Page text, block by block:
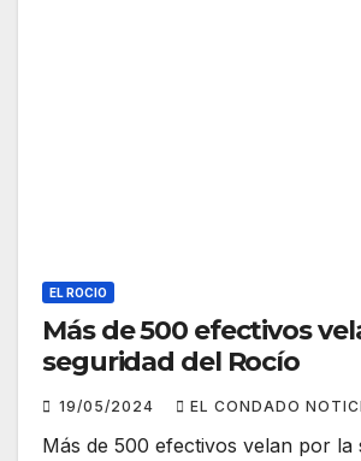
EL ROCIO
Más de 500 efectivos
seguridad del Rocío
19/05/2024 EL CONDADO
Más de 500 efectivos velan por la